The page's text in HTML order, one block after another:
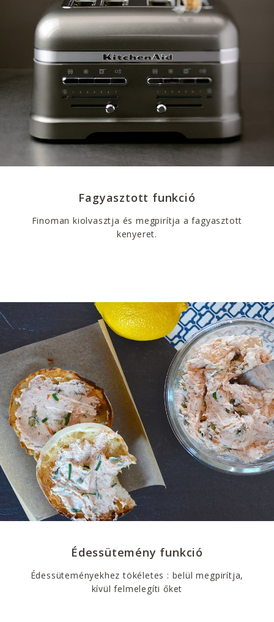
Fagyasztott funkció
Finoman kiolvasztja és megpirítja a fagyasztott
kenyeret.
Édessütemény funkció
Édessüteményekhez tökéletes : belül megpirítja,
kívül felmelegíti őket